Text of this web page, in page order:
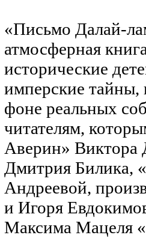
«Письмо Далай-
атмосферная
исторические
имперские тайны,
фоне реальных
читателям,
Аверин»
Дмитрия Билика,
Андреевой,
и Игоря
Максима Мацеля